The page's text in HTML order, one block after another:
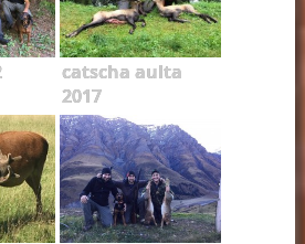
catscha aulta
2017